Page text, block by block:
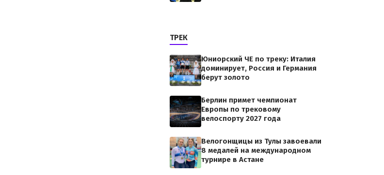
ТРЕК
Юниорский ЧЕ по треку: Италия
доминирует, Россия и Германия
берут золото
Берлин примет чемпионат
Европы по трековому
велоспорту 2027 года
Велогонщицы из Тулы завоевали
8 медалей на международном
турнире в Астане